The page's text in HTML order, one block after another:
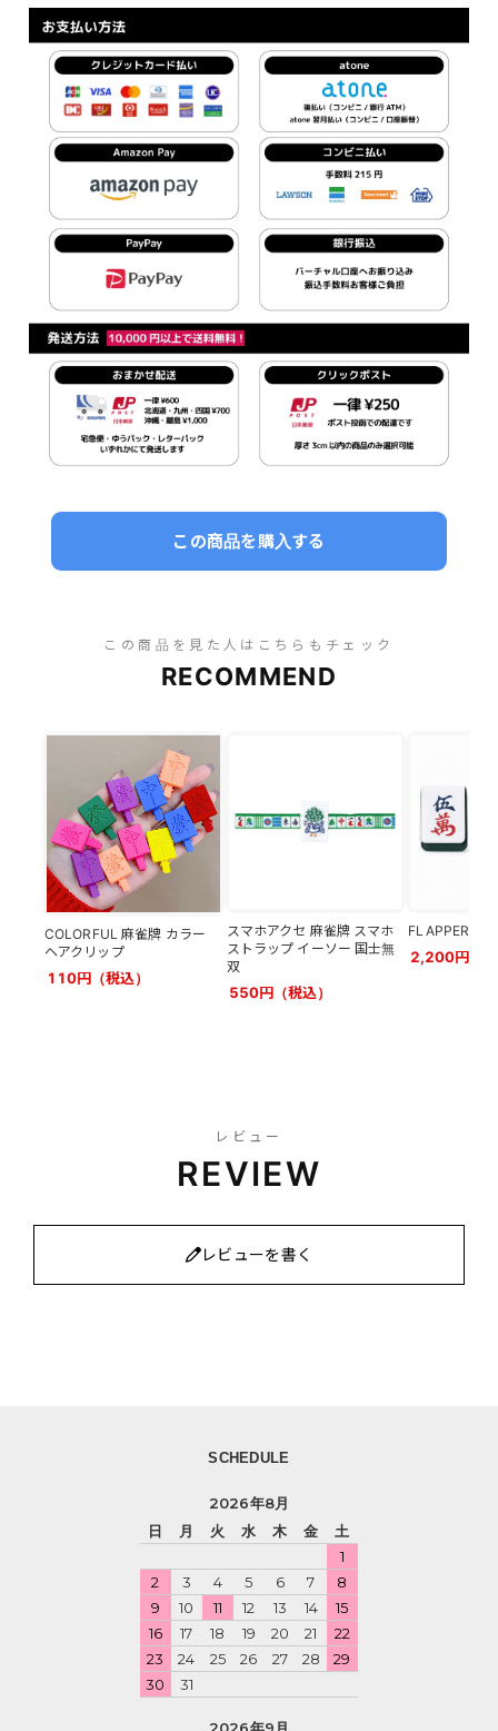
この商品を購入する
この商品を見た人はこちらもチェック
RECOMMEND
COLORFUL 麻雀牌 カラー
ヘアクリップ
110円（税込）
スマホアクセ 麻雀牌 スマホ
ストラップ イーソー 国士無
双
550円（税込）
FLAPPER 麻
2,200円（
レビュー
REVIEW
レビューを書く
SCHEDULE
2026年8月
日
月 火 水 木 金
土
1
2
3 4 5 6 7
8
9
10 11 12 13 14
15
16
17 18 19 20 21
22
23
24 25 26 27 28
29
30
31
2026年9月